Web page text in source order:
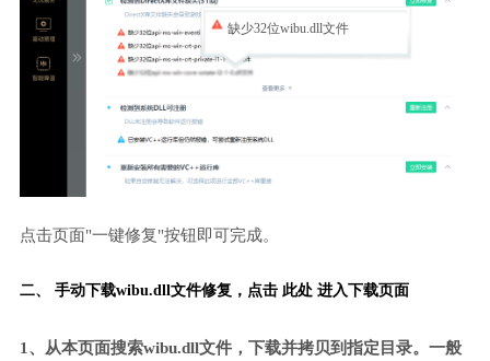
缺少32位wibu.dll文件
点击页面"一键修复"按钮即可完成。
二、 手动下载wibu.dll文件修复， 点击 此处 进入下载页面
1、从本页面搜索wibu.dll文件，下载并拷贝到指定目录。一般